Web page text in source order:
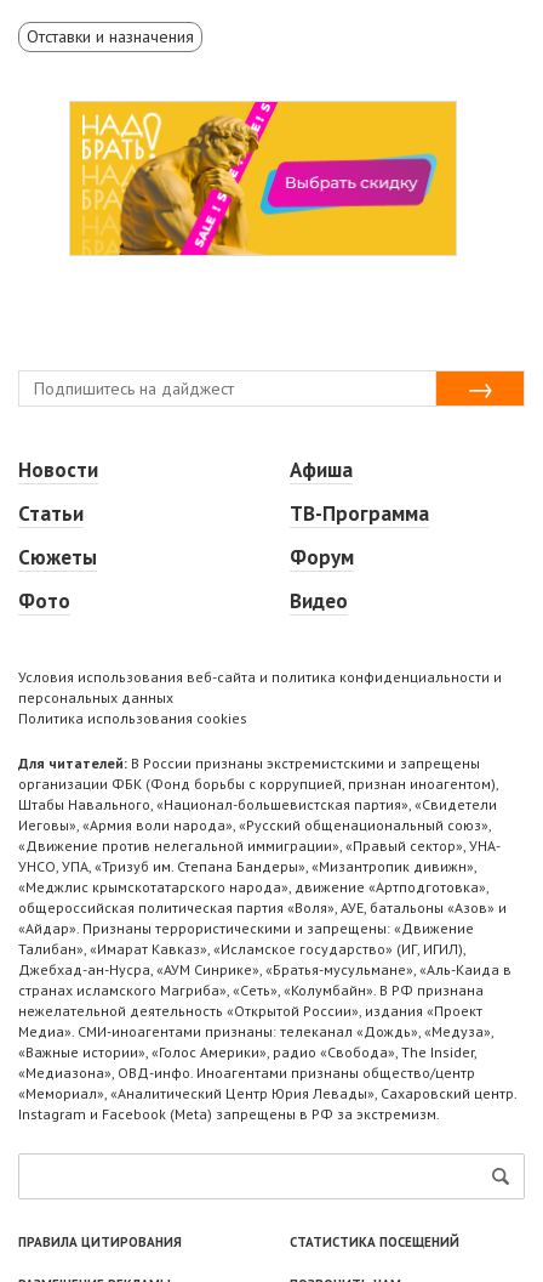
Отставки и назначения
Новости
Статьи
Сюжеты
Фото
Афиша
ТВ-Программа
Форум
Видео
Условия использования веб-сайта и политика конфиденциальности и
персональных данных
Политика использования cookies
Для читателей: В России признаны экстремистскими и запрещены
организации ФБК (Фонд борьбы с коррупцией, признан иноагентом),
Штабы Навального, «Национал-большевистская партия», «Свидетели
Иеговы», «Армия воли народа», «Русский общенациональный союз»,
«Движение против нелегальной иммиграции», «Правый сектор», УНА-
УНСО, УПА, «Тризуб им. Степана Бандеры», «Мизантропик дивижн»,
«Меджлис крымскотатарского народа», движение «Артподготовка»,
общероссийская политическая партия «Воля», АУЕ, батальоны «Азов» и
«Айдар». Признаны террористическими и запрещены: «Движение
Талибан», «Имарат Кавказ», «Исламское государство» (ИГ, ИГИЛ),
Джебхад-ан-Нусра, «АУМ Синрике», «Братья-мусульмане», «Аль-Каида в
странах исламского Магриба», «Сеть», «Колумбайн». В РФ признана
нежелательной деятельность «Открытой России», издания «Проект
Медиа». СМИ-иноагентами признаны: телеканал «Дождь», «Медуза»,
«Важные истории», «Голос Америки», радио «Свобода», The Insider,
«Медиазона», ОВД-инфо. Иноагентами признаны общество/центр
«Мемориал», «Аналитический Центр Юрия Левады», Сахаровский центр.
Instagram и Facebook (Metа) запрещены в РФ за экстремизм.
ПРАВИЛА ЦИТИРОВАНИЯ СТАТИСТИКА ПОСЕЩЕНИЙ